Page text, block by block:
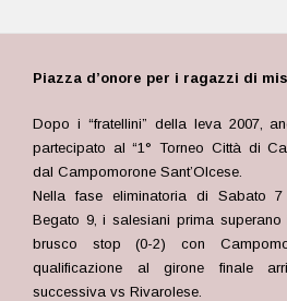
Piazza d’onore per i ragazzi di
Dopo i “fratellini” della leva 2007,
partecipato al “1° Torneo Città di
dal Campomorone Sant’Olcese.
Nella fase eliminatoria di Sabato
Begato 9, i salesiani prima
brusco stop (0-2) con
qualificazione al girone finale
successiva vs Rivarolese.